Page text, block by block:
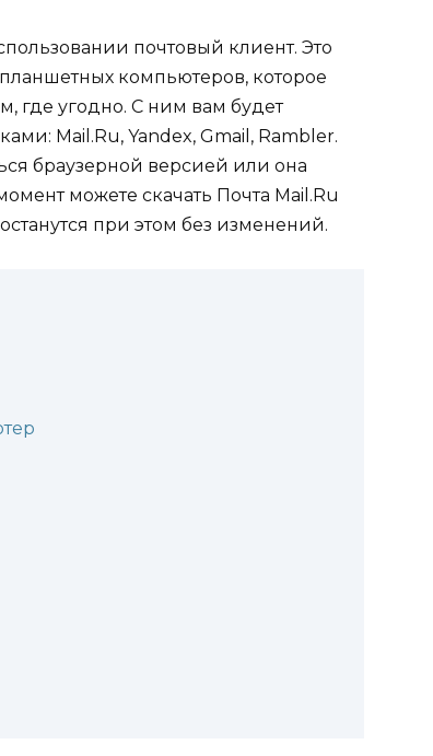
почтовый клиент. Это
компьютеров, которое
где угодно. С ним вам будет
Mail.Ru, Yandex, Gmail, Rambler.
браузерной версией или она
можете скачать Почта Mail.Ru
при этом без изменений.